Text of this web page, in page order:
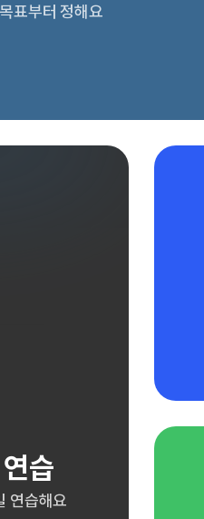
표부터 정해요
습
연습해요